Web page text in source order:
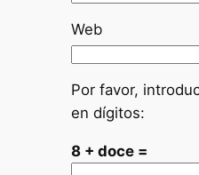
Web
Por favor,
en dígitos:
8 + doce =